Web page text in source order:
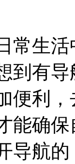
常生
到有
便利
能确
导航